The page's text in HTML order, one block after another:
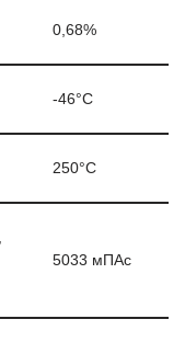
0,68%
-­46°C
250°C
5033 мПАс